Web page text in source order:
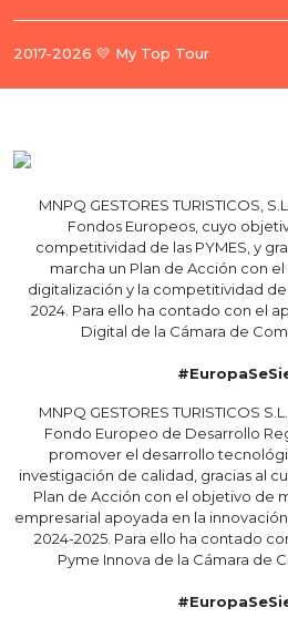
2017-2026 💛 My Top Tour
MNPQ GESTORES TURISTICOS,
Fondos Europeos, cuyo
competitividad de las PYMES, y
marcha un Plan de Acción con
digitalización y la competitividad
2024. Para ello ha contado con el
Digital de la Cámara de
MNPQ GESTORES TURISTICOS
Fondo Europeo de Desarrollo
promover el desarrollo
investigación de calidad, gracias al
Plan de Acción con el objetivo de
empresarial apoyada en la
2024-2025. Para ello ha contado
Pyme Innova de la Cámara de